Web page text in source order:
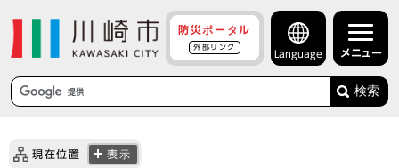
防災ポータル
外部リンク
Language メニュー
検索
現在位置 表示